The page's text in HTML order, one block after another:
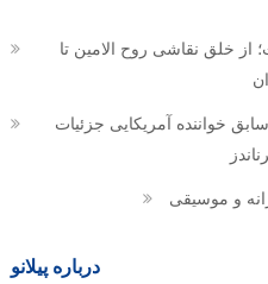
خلق نقاشی روح الامین تا
خواننده آمریکایی جزئیات
و موسیقی
درباره پیلانو